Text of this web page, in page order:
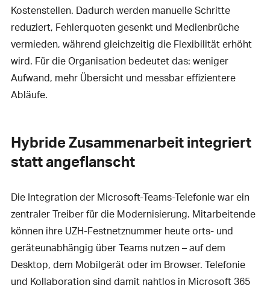
Kostenstellen. Dadurch werden manuelle Schritte
reduziert, Fehlerquoten gesenkt und Medienbrüche
vermieden, während gleichzeitig die Flexibilität erhöht
wird. Für die Organisation bedeutet das: weniger
Aufwand, mehr Übersicht und messbar effizientere
Abläufe.
Hybride Zusammenarbeit integriert
statt angeflanscht
Die Integration der Microsoft-Teams-Telefonie war ein
zentraler Treiber für die Modernisierung. Mitarbeitende
können ihre UZH-Festnetznummer heute orts- und
geräteunabhängig über Teams nutzen – auf dem
Desktop, dem Mobilgerät oder im Browser. Telefonie
und Kollaboration sind damit nahtlos in Microsoft 365